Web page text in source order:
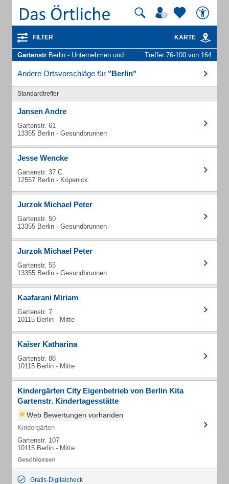
FILTER KARTE
Gartenstr Berlin - Unternehmen und Personen Treffer 76-100 von 164
Andere Ortsvorschläge für "Berlin"
Standardtreffer
Jansen Andre
Gartenstr. 61
13355 Berlin - Gesundbrunnen
Jesse Wencke
Gartenstr. 37 C
12557 Berlin - Köpenick
Jurzok Michael Peter
Gartenstr. 50
13355 Berlin - Gesundbrunnen
Jurzok Michael Peter
Gartenstr. 55
13355 Berlin - Gesundbrunnen
Kaafarani Miriam
Gartenstr. 7
10115 Berlin - Mitte
Kaiser Katharina
Gartenstr. 88
10115 Berlin - Mitte
Kindergärten City Eigenbetrieb von Berlin Kita
Gartenstr. Kindertagesstätte
Web Bewertungen vorhanden
Kindergärten
Gartenstr. 107
10115 Berlin - Mitte
Gratis-Digitalcheck